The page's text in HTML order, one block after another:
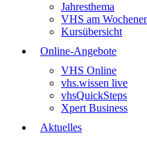
Jahresthema
VHS am
Kursübersicht
Online-Angebote
VHS Online
vhs.wissen live
vhsQuickSteps
Xpert Business
Aktuelles